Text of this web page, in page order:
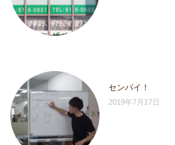
センパイ！
2019年7月17日